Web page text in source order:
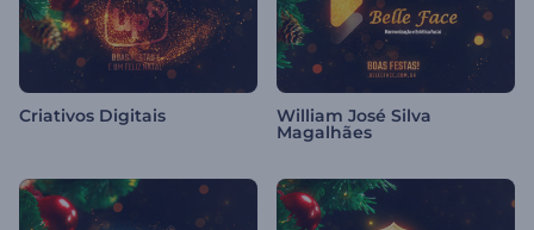
Criativos Digitais William José Silva
Magalhães